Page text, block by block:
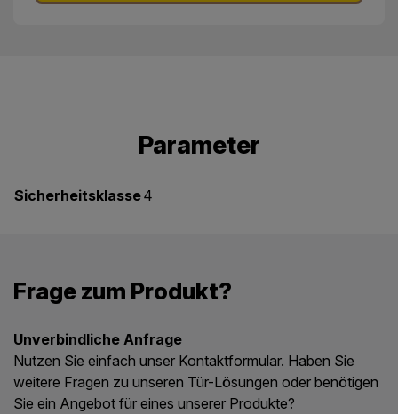
Parameter
Sicherheitsklasse4
Frage zum Produkt?
Unverbindliche Anfrage
Nutzen Sie einfach unser Kontaktformular. Haben Sie
weitere Fragen zu unseren Tür-Lösungen oder benötigen
Sie ein Angebot für eines unserer Produkte?